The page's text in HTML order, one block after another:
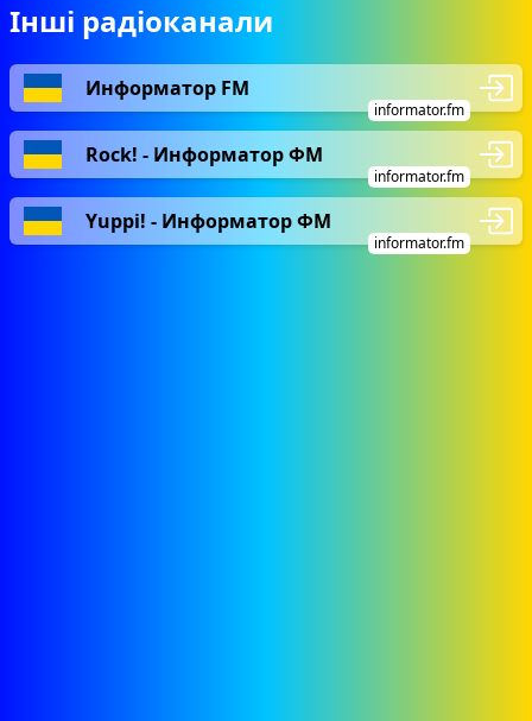
Інші радіоканали
Информатор FM
informator.fm
Rock! - Информатор ФМ
informator.fm
Yuppi! - Информатор ФМ
informator.fm